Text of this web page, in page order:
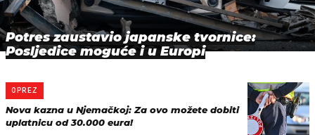
Potres zaustavio japanske tvornice:
Posljedice moguće i u Europi
OPREZ
Nova kazna u Njemačkoj: Za ovo možete dobiti
uplatnicu od 30.000 eura!